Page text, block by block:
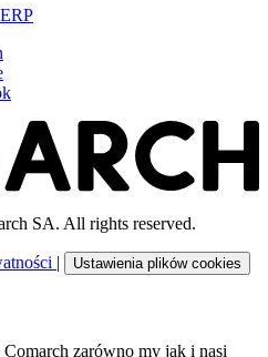
SA. All rights reserved.
Ustawienia plików cookies
zarówno my jak i nasi